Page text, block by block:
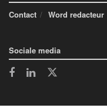
Contact
Word redacteur
Sociale media